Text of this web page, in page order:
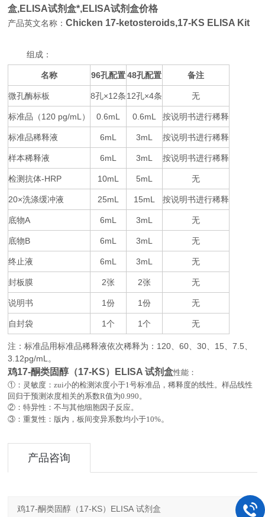
盒,ELISA试剂盒*,ELISA试剂盒价格
产品英文名称：Chicken 17-ketosteroids,17-KS ELISA Kit
组成：
名称 96孔配置 48孔配置 备注
微孔酶标板 8孔×12条 12孔×4条 无
标准品（120 pg/mL ） 0.6mL 0.6mL 按说明书进行稀释
标准品稀释液 6mL 3mL 按说明书进行稀释
样本稀释液 6mL 3mL 按说明书进行稀释
检测抗体-HRP 10mL 5mL 无
20×洗涤缓冲液 25mL 15mL 按说明书进行稀释
底物A 6mL 3mL 无
底物B 6mL 3mL 无
终止液 6mL 3mL 无
封板膜 2张 2张 无
说明书 1份 1份 无
自封袋 1个 1个 无
注：标准品用标准品稀释液依次稀释为： 120、60、30、 15、7.5、
3.12pg/mL。
鸡17-酮类固醇（17-KS）ELISA 试剂盒性能：
①：灵敏度：zui小的检测浓度小于1号标准品，稀释度的线性。样品线性
回归于预测浓度相关的系数R值为0.990。
②：特异性：不与其他细胞因子反应。
③：重复性：版内，板间变异系数均小于10%。
产品咨询